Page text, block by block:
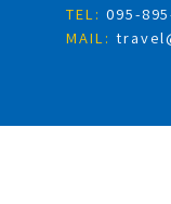
TEL:
095-
MAIL: